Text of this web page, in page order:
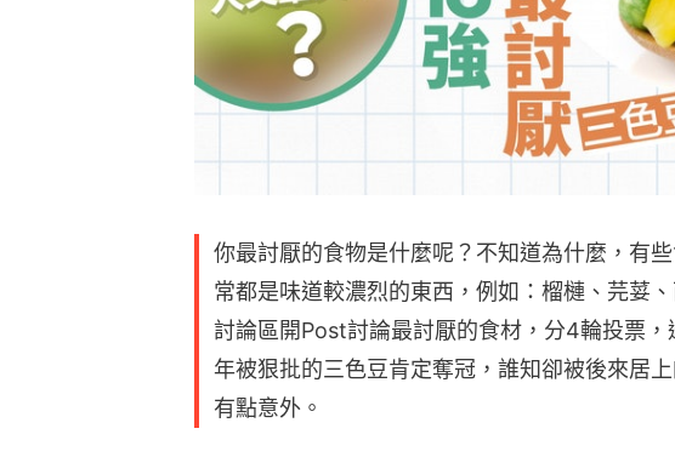
你最討厭的食物是什麼呢？不知道為什麼，有
常都是味道較濃烈的東西，例如：榴槤、芫荽
討論區開Post討論最討厭的食材，分4輪投票
年被狠批的三色豆肯定奪冠，誰知卻被後來居
有點意外。